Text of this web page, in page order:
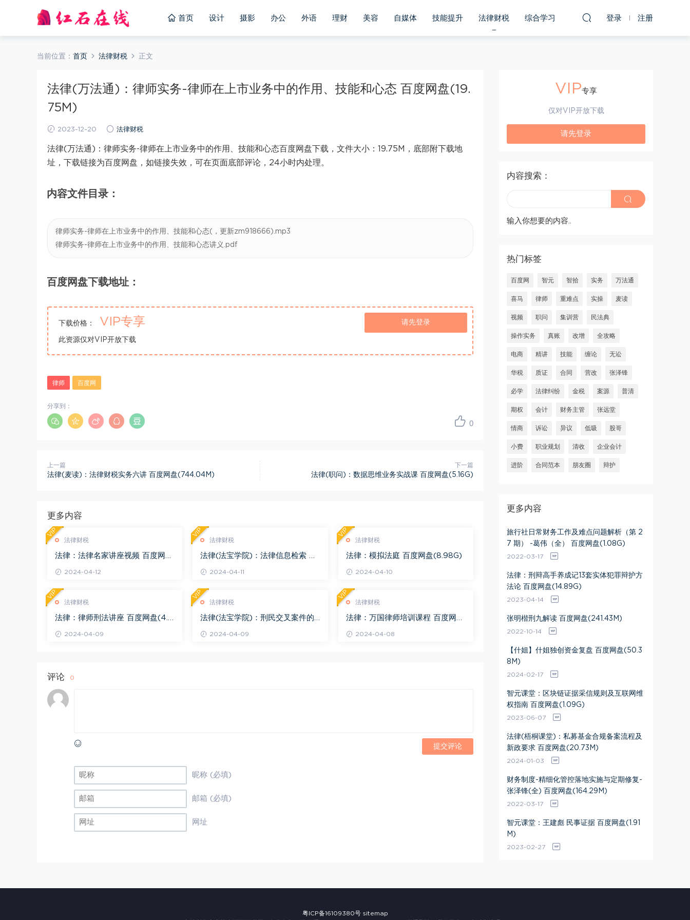
首页 设计 摄影 办公 外语 理财 美容 自媒体 技能提升 法律财税 综合学习 登录 注册
当前位置： 首页 法律财税 正文
法律(万法通)：律师实务-律师在上市业务中的作用、技能和心态 百度网盘(19.
75M)
2023-12-20 法律财税
法律(万法通)：律师实务-律师在上市业务中的作用、技能和心态百度网盘下载，文件大小：19.75M，底部附下载地
址，下载链接为百度网盘，如链接失效，可在页面底部评论，24小时内处理。
内容文件目录：
律师实务-律师在上市业务中的作用、技能和心态(，更新zm918666).mp3
律师实务-律师在上市业务中的作用、技能和心态讲义.pdf
百度网盘下载地址：
下载价格： VIP专享
此资源仅对VIP开放下载
请先登录
律师 百度网
0
分享到：
上一篇
法律(麦读)：法律财税实务六讲 百度网盘(744.04M)
下一篇
法律(职问)：数据思维业务实战课 百度网盘(5.16G)
更多内容
法律财税
法律：法律名家讲座视频 百度网盘
2024-04-12
VIP
法律财税
法律(法宝学院)：法律信息检索 百
2024-04-11
VIP
法律财税
法律：模拟法庭 百度网盘(8.98G)
2024-04-10
VIP
法律财税
法律：律师刑法讲座 百度网盘(4.0
2024-04-09
VIP
法律财税
法律(法宝学院)：刑民交叉案件的
2024-04-09
VIP
法律财税
法律：万国律师培训课程 百度网盘
2024-04-08
VIP
评论 0
提交评论
昵称 (必填)
邮箱 (必填)
网址
VIP专享
仅对VIP开放下载
请先登录
内容搜索：
输入你想要的内容..
热门标签
百度网 智元 智拾 实务 万法通
喜马 律师 重难点 实操 麦读
视频 职问 集训营 民法典
操作实务 真账 改增 全攻略
电商 精讲 技能 缠论 无讼
华税 质证 合同 营改 张泽锋
必学 法律纠纷 金税 案源 普清
期权 会计 财务主管 张远堂
情商 诉讼 异议 低吸 股哥
小费 职业规划 清收 企业会计
进阶 合同范本 朋友圈 辩护
更多内容
旅行社日常财务工作及难点问题解析（第 2
7 期） -葛伟（全） 百度网盘(1.08G)
2022-03-17
法律：刑辩高手养成记13套实体犯罪辩护方
法论 百度网盘(14.89G)
2023-04-14
张明楷刑九解读 百度网盘(241.43M)
2022-10-14
【什姐】什姐独创资金复盘 百度网盘(50.3
8M)
2024-02-17
智元课堂：区块链证据采信规则及互联网维
权指南 百度网盘(1.09G)
2023-06-07
法律(梧桐课堂)：私募基金合规备案流程及
新政要求 百度网盘(20.73M)
2024-01-03
财务制度-精细化管控落地实施与定期修复-
张泽锋(全) 百度网盘(164.29M)
2022-03-17
智元课堂：王建彪 民事证据 百度网盘(1.91
M)
2023-02-27
粤ICP备16109380号 sitemap